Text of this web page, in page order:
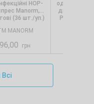
НОР-
Manorm,
(36 шт./уп.)
MANORM
96,00 грн
одношарові,
Pro.Extra,